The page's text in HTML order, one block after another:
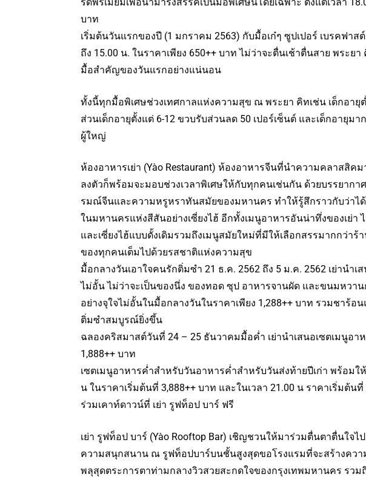
บาท
เริ่มต้นวันแรกของปี (1 มกราคม 2563) กับมื้อเก๋ๆ ซูปเปอร์ เบรคฟาส
ถึง 15.00 น. ในราคาเพียง 650++ บาท ไม่ว่าจะตื่นเช้าตื่นสาย พระ
มื้อสำคัญของวันแรกอย่างแน่นอน
ทั้งนี้ทุกมื้อพิเศษช่วงเทศกาลแห่งความสุข ณ พระยา คิทเช่น เด็กอายุ
ส่วนเด็กอายุตั้งแต่ 6-12 ขวบรับส่วนลด 50 เปอร์เซ็นต์ และเด็กอายุม
ผู้ใหญ่
ห้องอาหารเย่า (Yào Restaurant) ห้องอาหารจีนที่นำความคลาสสิค
ลงตัวก็พร้อมจะมอบช่วงเวลาพิเศษให้กับทุกคนเช่นกัน ด้วยบรรยาก
รมณ์จีนและความหรูหราทันสมัยของมหานคร ทำให้รู้สึกราวกับว่าไ
ในมหานครแห่งสีสันอย่างเซี่ยงไฮ้ อีกทั้งเมนูอาหารอันน่าทึ่งของเย่า
และเซี่ยงไฮ้แบบดั้งเดิมรวมถึงเมนูสมัยใหม่ที่มีให้เลือกสรรมากกว่า
ของทุกคนเต็มไปด้วยรสชาติแห่งความสุข
มื้อกลางวันเอาใจคนรักติ่มซำ 21 ธ.ค. 2562 ถึง 5 ม.ค. 2562 เย่านำ
ไม่อั้น ไม่ว่าจะเป็นของนึ่ง ของทอด ซุป อาหารจานผัด และขนมหวาน
อย่างจุใจไม่อั้นในมื้อกลางวันในราคาเพียง 1,288++ บาท รวมชาร้อ
ติ่มซำสมบูรณ์ยิ่งขึ้น
ฉลองคริสมาสต์วันที่ 24 – 25 ธันวาคมมื้อค่ำ เย่านำเสนอเซตเมนูอา
1,888++ บาท
เซตเมนูอาหารค่ำสำหรับวันอาหารค่ำสำหรับวันส่งท้ายปีเก่า พร้อมใ
น ในราคาเริ่มต้นที่ 3,888++ บาท และในเวลา 21.00 น ราคาเริ่มต้น
ร่วมเคาท์ดาวน์ที่ เย่า รูฟท็อป บาร์ ฟรี
เย่า รูฟท็อป บาร์ (Yào Rooftop Bar) เชิญชวนให้มาร่วมตื่นตาตื่นใจไ
ความสนุกสนาน ณ รูฟท็อปบาร์บนชั้นสูงสุดขอโรงแรมที่จะสร้างควา
พลุสุดตระการตาท่ามกลางวิวสวยสะกดใจของกรุงเทพมหานคร รวม